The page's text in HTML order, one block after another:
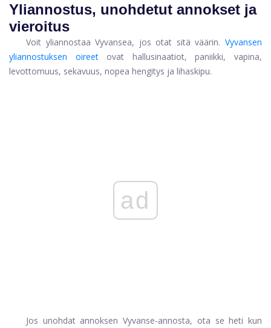
Yliannostus, unohdetut annokset ja
vieroitus
Voit yliannostaa Vyvansea, jos otat sitä väärin. Vyvansen
yliannostuksen oireet
ovat hallusinaatiot, paniikki, vapina,
levottomuus, sekavuus, nopea hengitys ja lihaskipu.
ad
Jos unohdat annoksen Vyvanse-annosta, ota se heti kun